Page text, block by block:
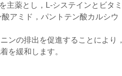
薬とし，L-システインとビタミ
アミド，パントテン酸カルシウ
ンの排出を促進することにより，
を緩和します。